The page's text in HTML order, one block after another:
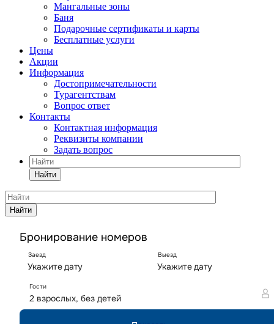
Мангальные зоны
Баня
Подарочные сертификаты и карты
Бесплатные услуги
Цены
Акции
Информация
Достопримечательности
Турагентствам
Вопрос ответ
Контакты
Контактная информация
Реквизиты компании
Задать вопрос
Найти
Найти